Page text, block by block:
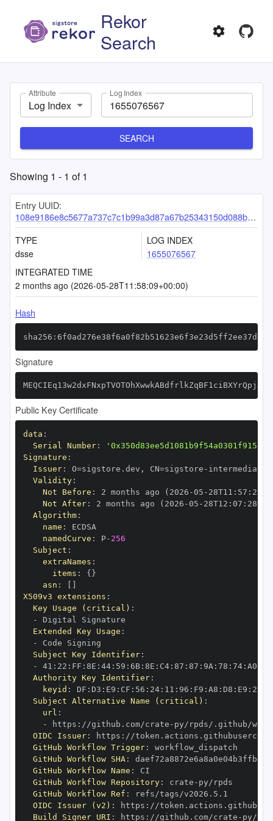
Rekor
Search
Attribute
Log Index
Log Index
SEARCH
Showing 1 - 1 of1
Entry UUID:
108e9186e8c5677a737c7c1b99a3d87a67b25343150d088b4f87390e0845078a88da700a1cc77717
TYPE
dsse
LOG INDEX
1655076567
INTEGRATED TIME
2 months ago (2026-05-28T11:58:09+00:00)
Hash
Signature
Public Key Certificate
data :
Serial Number:
Signature :
Issuer: O=sigstore.dev , CN=sigstore -
Validity:
Not Before : 2 months ago (2026 -05 - 28T11 : 57 :
Not After: 2 months ago (2026 -05 - 28T12 : 07 : 28+00
Algorithm:
name :
namedCurve : P- 256
Subject :
extraNames :
items : { }
asn :
X509v3 extensions :
Key Usage (critical) :
-
Extended Key Usage :
-
Subject Key Identifier:
-
41 : 22 : FF : 8E : 44: 59 : 6B: 8E : C4: 87 : 87 : 9A : 78 : 74: A0
Authority Key Identifier:
keyid : DF : D3 : E9 : CF : 56 : 24: 11 : 96 : F9 : A8 : D8 : E9 : 28
Subject Alternative Name (critical) :
url :
-
https : //github.com/crate -
OIDC Issuer: https :
GitHub Workflow Trigger:
GitHub Workflow SHA:
GitHub Workflow Name :
GitHub Workflow Repository: crate -
GitHub Workflow Ref :
OIDC Issuer (v2) : https :
Build Signer URI : https : //github.com/crate -